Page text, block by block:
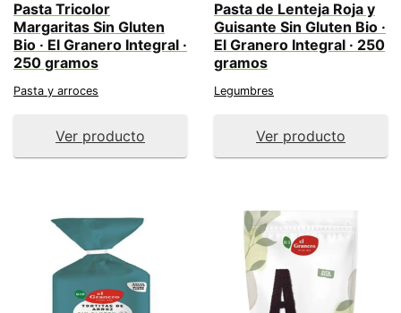
Pasta Tricolor
Margaritas Sin Gluten
Bio · El Granero Integral ·
250 gramos
Pasta y arroces
Ver producto
Pasta de Lenteja Roja y
Guisante Sin Gluten Bio ·
El Granero Integral · 250
gramos
Legumbres
Ver producto